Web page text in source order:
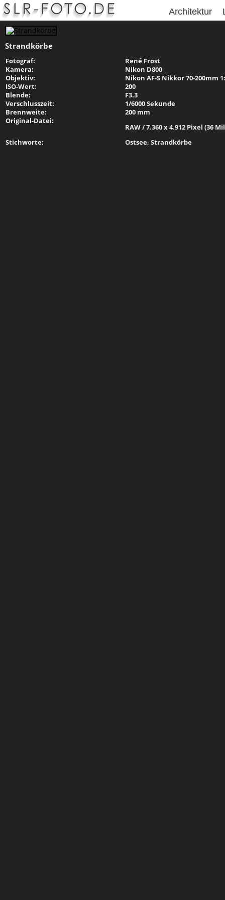
Architektur
Strandkörbe
Fotograf:
René Frost
Kamera:
Nikon D800
Objektiv:
Nikon AF-S Nikkor 70-200mm
ISO-Wert:
200
Blende:
F3.3
Verschlusszeit:
1/6000 Sekunde
Brennweite:
200 mm
Original-Datei:
RAW / 7.360 x 4.912 Pixel (36
Stichworte:
Ostsee, Strandkörbe